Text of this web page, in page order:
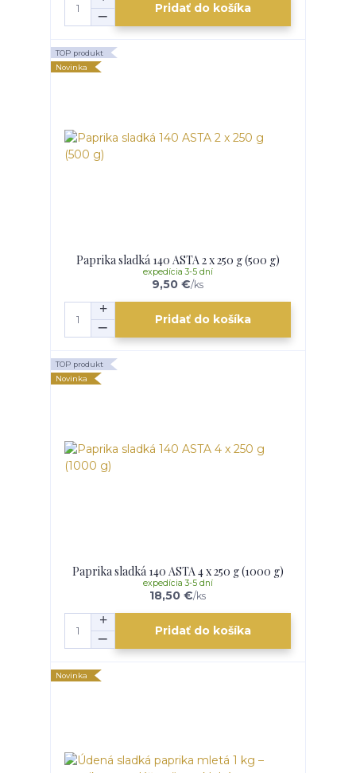
Pridať do košíka
TOP produkt
Novinka
Paprika sladká 140 ASTA 2 x 250 g (500 g)
9,50 €/ks
expedícia 3-5 dní
Pridať do košíka
TOP produkt
Novinka
Paprika sladká 140 ASTA 4 x 250 g (1000 g)
18,50 €/ks
expedícia 3-5 dní
Pridať do košíka
Novinka